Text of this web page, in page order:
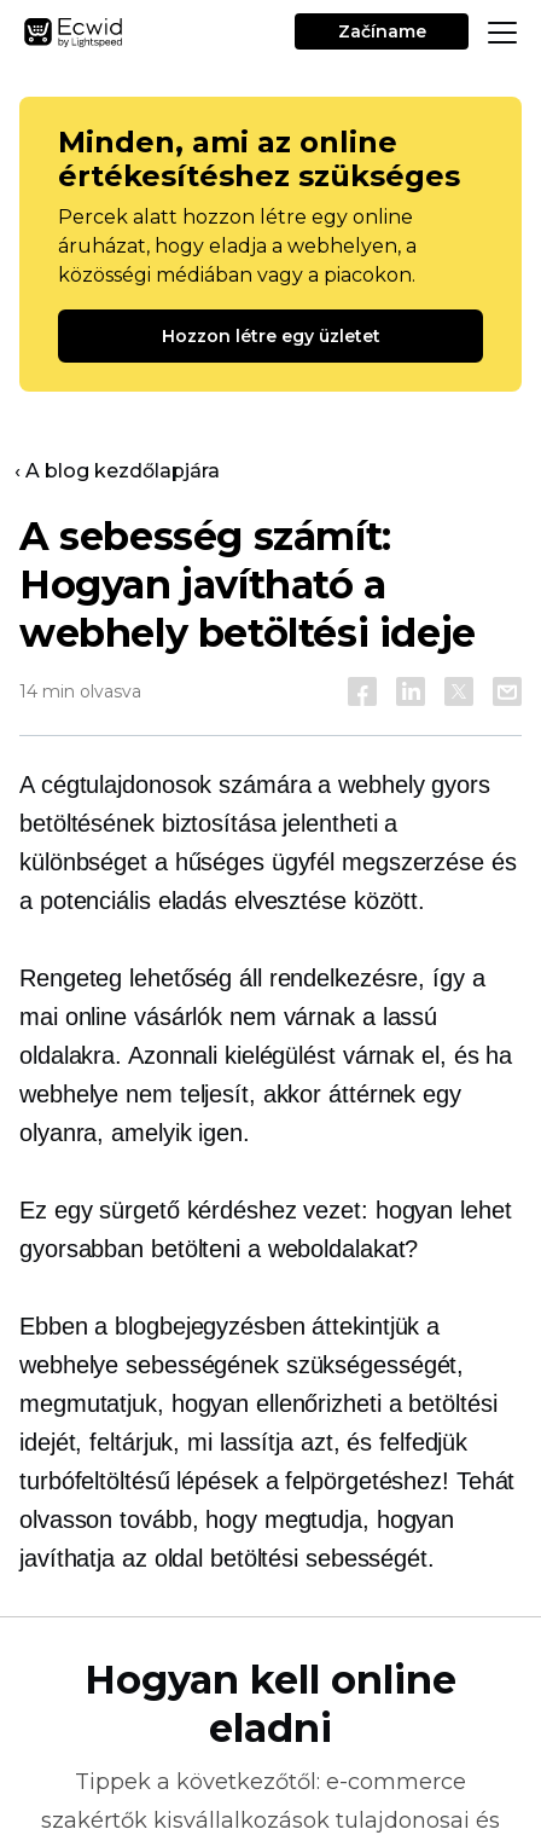
Začíname
Minden, ami az online
értékesítéshez szükséges
Percek alatt hozzon létre egy online
áruházat, hogy eladja a webhelyen, a
közösségi médiában vagy a piacokon.
Hozzon létre egy üzletet
‹ A blog kezdőlapjára
A sebesség számít:
Hogyan javítható a
webhely betöltési ideje
14 min olvasva
A cégtulajdonosok számára a webhely gyors
betöltésének biztosítása jelentheti a
különbséget a hűséges ügyfél megszerzése és
a potenciális eladás elvesztése között.
Rengeteg lehetőség áll rendelkezésre, így a
mai online vásárlók nem várnak a lassú
oldalakra. Azonnali kielégülést várnak el, és ha
webhelye nem teljesít, akkor áttérnek egy
olyanra, amelyik igen.
Ez egy sürgető kérdéshez vezet: hogyan lehet
gyorsabban betölteni a weboldalakat?
Ebben a blogbejegyzésben áttekintjük a
webhelye sebességének szükségességét,
megmutatjuk, hogyan ellenőrizheti a betöltési
idejét, feltárjuk, mi lassítja azt, és felfedjük
turbófeltöltésűlépések a felpörgetéshez! Tehát
olvasson tovább, hogy megtudja, hogyan
javíthatja az oldal betöltési sebességét.
Hogyan kell online
eladni
Tippek a következőtől: e-commerce
szakértők kisvállalkozások tulajdonosai és